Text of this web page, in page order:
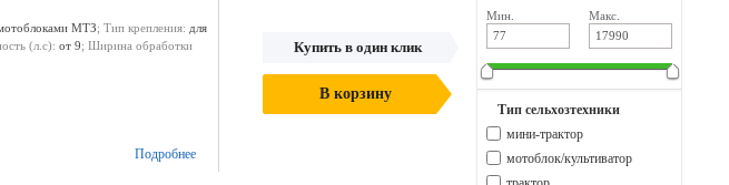
МТЗ; Тип крепления: для
(л.с): от 9; Ширина обработки
Подробнее
Купить в один клик
В корзину
Мин. Макс.
Тип сельхозтехники
мини-трактор
мотоблок/культиватор